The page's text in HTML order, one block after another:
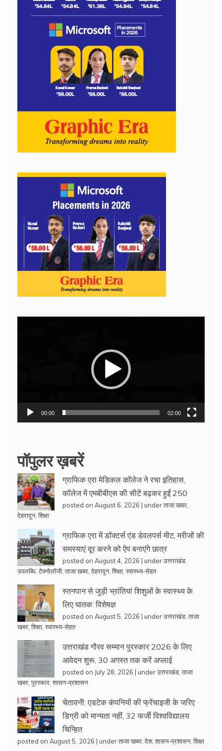
00:00 02:00
पॉपुलर ख़बरें
ग्राफिक एरा मेडिकल कॉलेज ने रचा इतिहास,
कॉलेज में एमबीबीएस की सीटें बढ़कर हुईं 250
posted on August 6, 2026 | underताजा खबर
देहरादून, शिक्षा
ग्राफिक एरा में डॉक्टर्स एंड डेवलपर्स मीट, मरीजों की
समस्याएं दूर करने को ऐप बनाएंगे छात्र
posted on August 4, 2026 | underउत्तराखंड
उपलब्धि टेक्नोलॉजी ताजा खबर देहरादून, शिक्षा स्वास्थ्य-सेहत
स्तनपान से जुड़ी भ्रांतियां शिशुओं के स्वास्थ्य के
लिए घातक: विशेषज्ञ
posted on August 5, 2026 | underउत्तराखंड ताजा
खबर शिक्षा स्वास्थ्य-सेहत
उत्तराखंड गौरव सम्मान पुरस्कार 2026 के लिए
आवेदन शुरू, 30 अगस्त तक करें अप्लाई
posted on July 28, 2026 | underउत्तराखंड ताजा
खबर पुरस्कार शासन-प्रशासन
चेतावनी: एडटेक कंपनियों की फ्रेंचाइजी के जरिए
डिग्री को मान्यता नहीं, 32 फर्जी विश्वविद्यालय
चिन्हित
posted on August 5, 2026 | underताजा खबर देश, शासन-प्रशासन, शिक्षा